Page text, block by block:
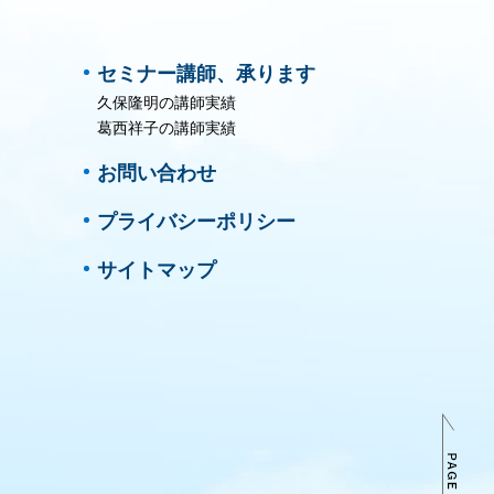
セミナー講師、承ります
久保隆明の講師実績
葛西祥子の講師実績
お問い合わせ
プライバシーポリシー
サイトマップ